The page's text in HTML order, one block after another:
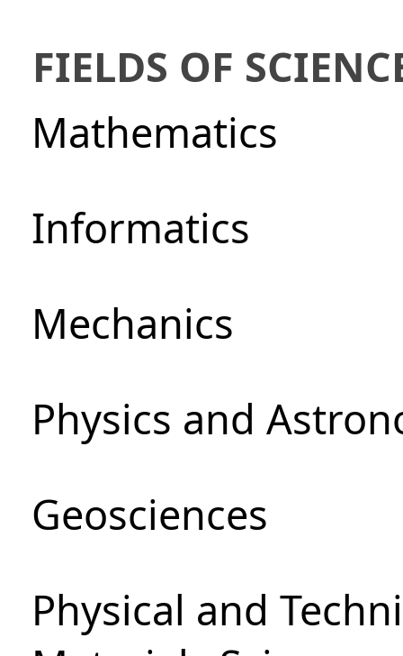
FIELDS OF
Mathematics
Informatics
Mechanics
Physics and
Geosciences
Physical and